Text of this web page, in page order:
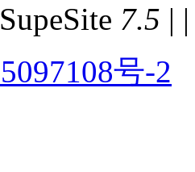
7.5 | |
号-2